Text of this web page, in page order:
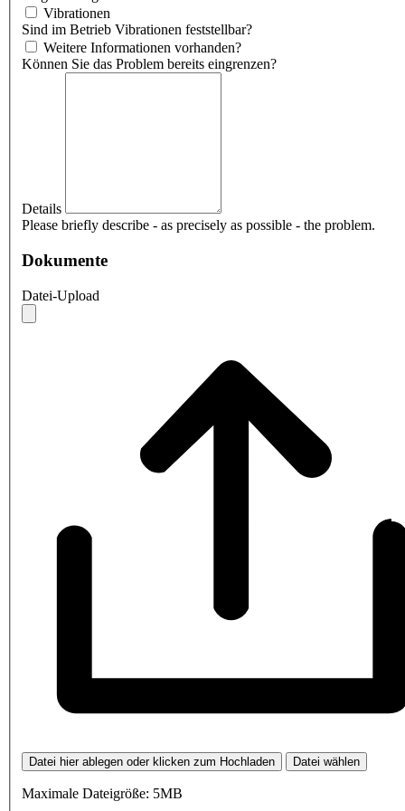
Vibrationen
Sind im Betrieb Vibrationen feststellbar?
Weitere Informationen vorhanden?
Können Sie das Problem bereits eingrenzen?
Details
Please briefly describe - as precisely as possible - the problem.
Dokumente
Datei-Upload
Datei hier ablegen oder klicken zum Hochladen Datei wählen
Maximale Dateigröße: 5MB